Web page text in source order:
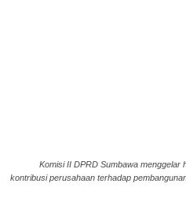
Komisi II DPRD Sumbawa menggelar
kontribusi perusahaan terhadap